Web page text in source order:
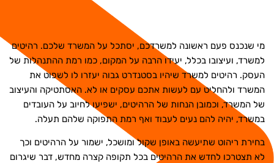
מי שנכנס פעם ראשונה למשרדכם, יסתכל על המשרד שלכם. רהיטים
למשרד, ועיצובו בכלל, יעידו הרבה על המקום, כמו רמת ההתנהלות של
העסק. רהיטים למשרד שיהיו בסטנדרט גבוה יעזרו לו לשפוט את
המשרד ולהחליט עם לעשות אתכם עסקים או לא. האסתטיקה והעיצוב
של המשרד, וכמובן הנחות של הרהיטים, ישפיעו לחיוב על העובדים
במשרד, יהיה להם נעים לעבוד ואף רמת התפוקה שלהם תעלה.
בחירת ריהוט שתיעשה באופן שקול ומושכל, ישמור על הרהיטים וכך
לא תצטרכו לחדש את הרהיטים בכל תקופה קצרה מחדש, דבר שיגרום